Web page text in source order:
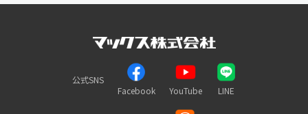
公式SNS
Facebook
YouTube LINE